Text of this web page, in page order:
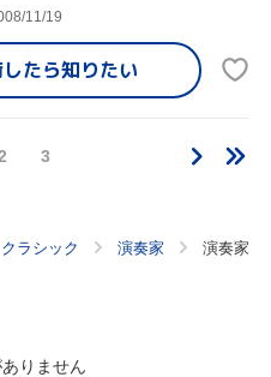
11/19
たら知りたい
3
クラシック 演奏家 演奏家
りません